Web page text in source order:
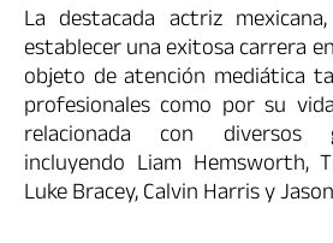
La destacada actriz
establecer una exitosa carrera
objeto de atención mediática
profesionales como por su
relacionada con diversos
incluyendo Liam Hemsworth,
Luke Bracey, Calvin Harris y